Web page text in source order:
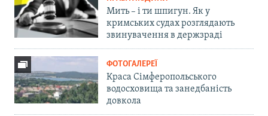
Мить – і ти шпигун. Як у
кримських судах розглядають
звинувачення в держзраді
ФОТОГАЛЕРЕЇ
Краса Сімферопольського
водосховища та занедбаність
довкола